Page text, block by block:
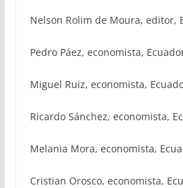
Nelson Rolim de Moura, editor,
Pedro Páez, economista,
Miguel Ruiz, economista,
Ricardo Sánchez, economista,
Melania Mora, economista,
Cristian Orosco, economista,